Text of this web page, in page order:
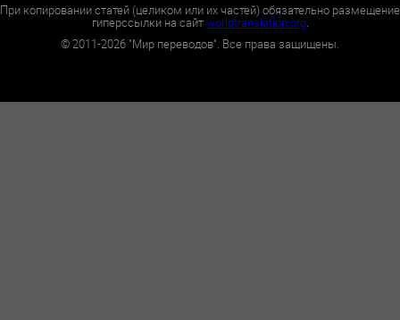
При копировании статей (целиком или их частей) обязательно размещение
гиперссылки на сайтworldtranslation.org.
©2011-2026 "Мир переводов". Все права защищены.